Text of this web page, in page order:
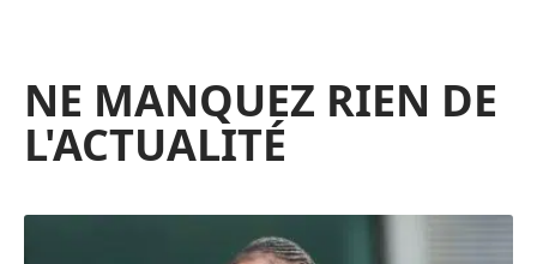
NE MANQUEZ RIEN DE
L'ACTUALITÉ